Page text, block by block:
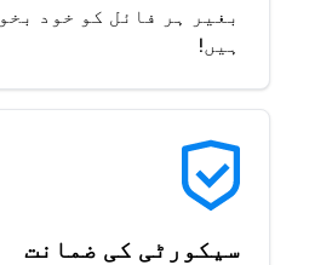
بغیر ہر فائل کو خود
ہیں!
سیکورٹی کی ضمانت